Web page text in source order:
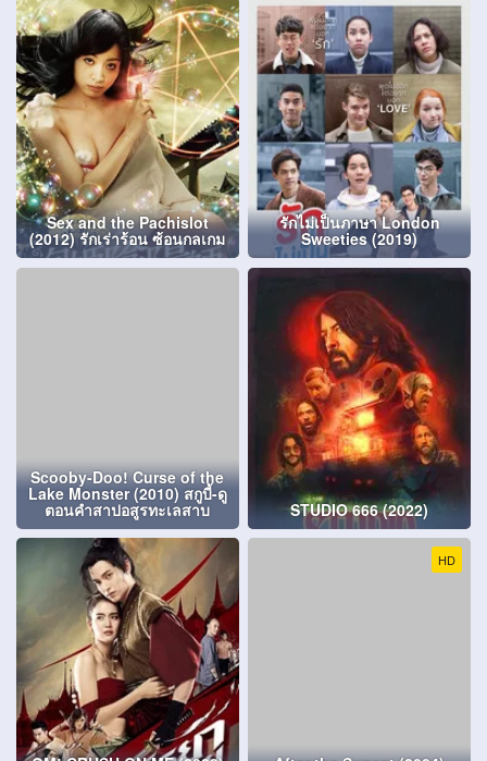
Sex and the Pachislot
(2012) รักเร่าร้อน ซ้อนกลเกม
รักไม่เป็นภาษา London
Sweeties (2019)
Scooby-Doo! Curse of the
Lake Monster (2010) สกูบี้-ดู
ตอนคำสาปอสูรทะเลสาบ STUDIO 666 (2022)
HD